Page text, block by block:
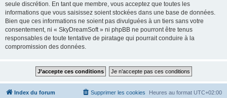
seule discrétion. En tant que membre, vous acceptez que toutes les
informations que vous saisissez soient stockées dans une base de données.
Bien que ces informations ne soient pas divulguées à un tiers sans votre
consentement, ni « SkyDreamSoft » ni phpBB ne pourront être tenus
responsables de toute tentative de piratage qui pourrait conduire à la
compromission des données.
Index du forum Heures au format UTC+02:00
Supprimer les cookies